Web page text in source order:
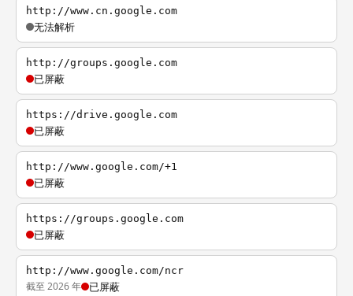
http://www.cn.google.com
无法解析
http://groups.google.com
已屏蔽
https://drive.google.com
已屏蔽
http://www.google.com/+1
已屏蔽
https://groups.google.com
已屏蔽
http://www.google.com/ncr
截至 2026 年 已屏蔽